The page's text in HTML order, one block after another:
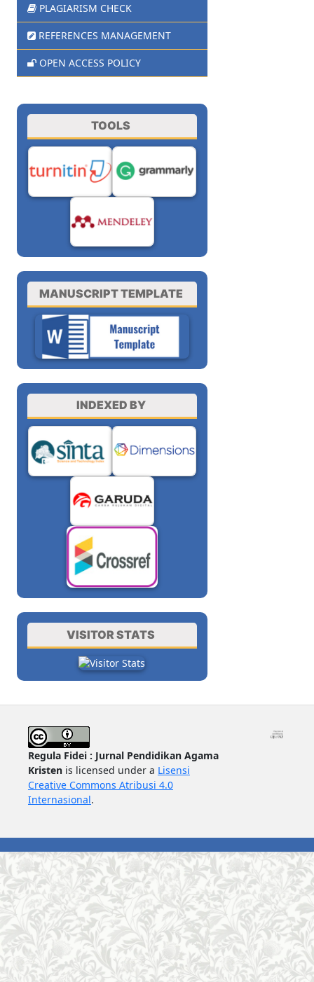
PLAGIARISM CHECK
REFERENCES MANAGEMENT
OPEN ACCESS POLICY
TOOLS
MANUSCRIPT TEMPLATE
INDEXED BY
VISITOR STATS
Regula Fidei : Jurnal Pendidikan Agama
Kristen is licensed under a Lisensi
Creative Commons Atribusi 4.0
Internasional.